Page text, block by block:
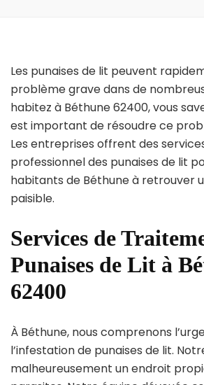
Les punaises de lit peuvent
problème grave dans de
habitez à Béthune 62400, vous
est important de résoudre ce
Les entreprises offrent des
professionnel des punaises de lit
habitants de Béthune à retrouver
paisible.
Services de
Punaises de Lit à
62400
À Béthune, nous comprenons
l’infestation de punaises de lit.
malheureusement un endroit